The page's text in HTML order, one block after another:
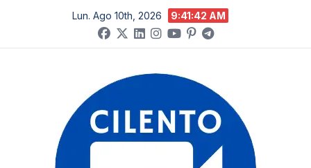
contenuto
Lun. Ago 10th, 2026 9:41:43 AM